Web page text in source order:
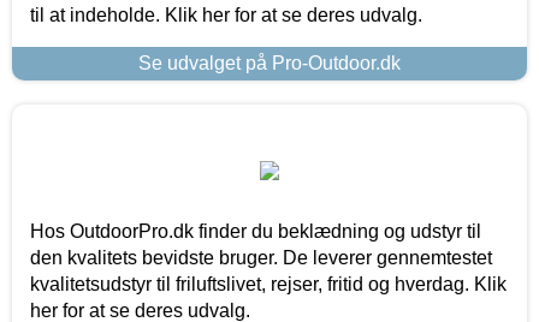
til at indeholde. Klik her for at se deres udvalg.
Se udvalget på Pro-Outdoor.dk
Hos OutdoorPro.dk finder du beklædning og udstyr til
den kvalitets bevidste bruger. De leverer gennemtestet
kvalitetsudstyr til friluftslivet, rejser, fritid og hverdag. Klik
her for at se deres udvalg.